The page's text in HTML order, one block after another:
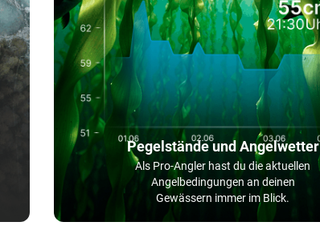
Pegelstände und Angelwetter
Als Pro-Angler hast du die aktuellen
Angelbedingungen an deinen
Gewässern immer im Blick.